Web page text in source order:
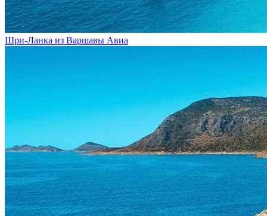
Шри-Ланка из Варшавы Авиа